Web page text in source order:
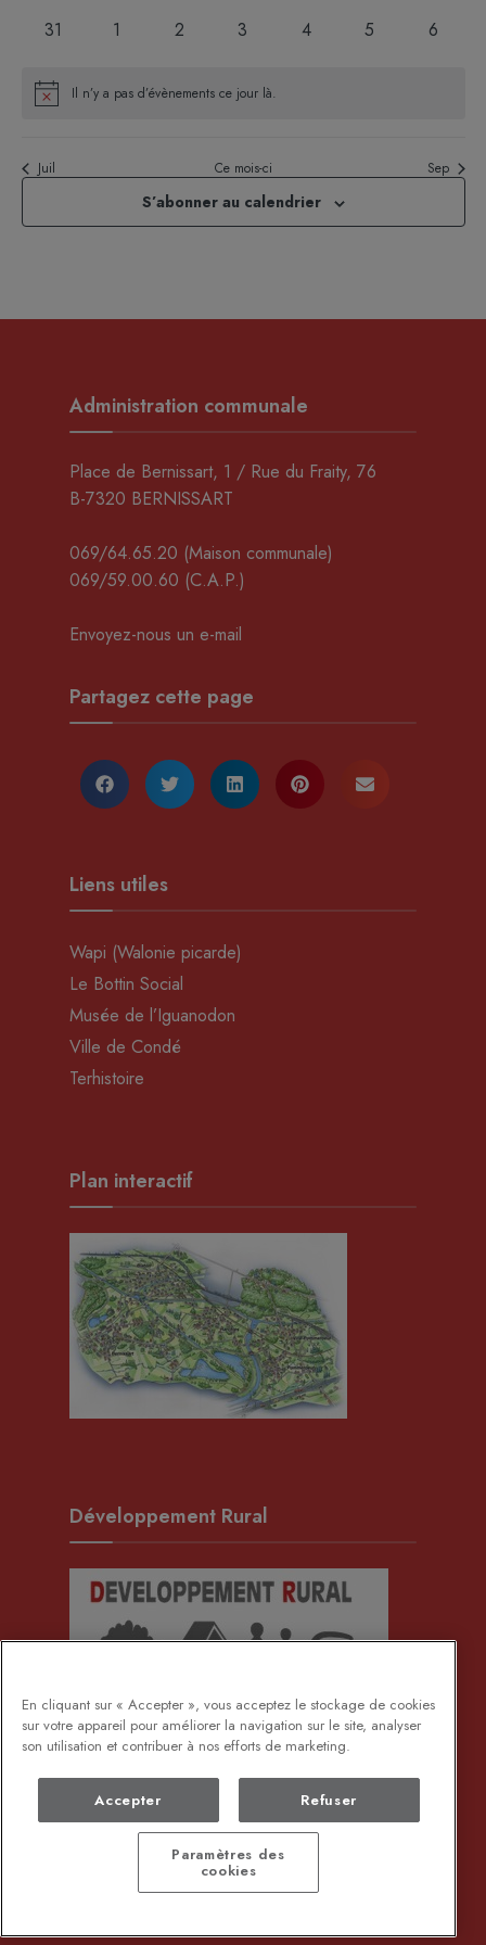
0
31
01
0
2
0
3
0
4
0
5
0
6
Notice Il n’y a pas d’évènements ce jour là.
Juil Ce mois-ci Sep
S’abonner au calendrier
Administration communale
Place de Bernissart, 1 / Rue du Fraity, 76
B-7320 BERNISSART
069/64.65.20 (Maison communale)
069/59.00.60 (C.A.P.)
Envoyez-nous un e-mail
Partagez cette page
Liens utiles
Wapi (Walonie picarde)
Le Bottin Social
Musée de l’Iguanodon
Ville de Condé
Terhistoire
Plan interactif
Développement Rural
DEMANDE DE DOCUMENTS ADMINISTRATIFS PROTECTION DES DONNÉES
En cliquant sur « Accepter », vous acceptez le stockage de cookies
sur votre appareil pour améliorer la navigation sur le site, analyser
son utilisation et contribuer à nos efforts de marketing.
Accepter Refuser
Paramètres des
cookies